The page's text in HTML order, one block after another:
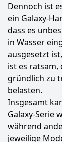
Dennoch ist
ein Galaxy-
dass es
in Wasser
ausgesetzt
ist es ratsam,
gründlich zu
belasten.
Insgesamt
Galaxy-Serie
während
jeweilige